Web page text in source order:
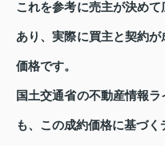
これを参考に売主が決め
あり、実際に買主と契約
価格です。
国土交通省の不動産情報
も、この成約価格に基づく